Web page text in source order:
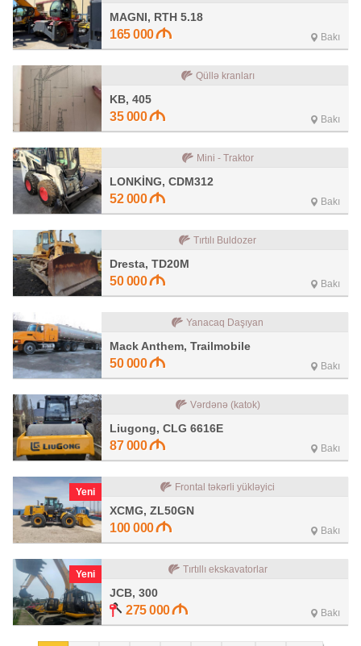
MAGNI, RTH 5.18
165 000 Bakı
Qüllə kranları
KB, 405
35 000 Bakı
Mini - Traktor
LONKİNG, CDM312
52 000 Bakı
Tırtılı Buldozer
Dresta, TD20M
50 000 Bakı
Yanacaq Daşıyan
Mack Anthem, Trailmobile
50 000 Bakı
Vərdənə (katok)
Liugong, CLG 6616E
87 000 Bakı
Yeni Frontal təkərli yükləyici
XCMG, ZL50GN
100 000 Bakı
Yeni Tırtıllı ekskavatorlar
JCB, 300
275 000 Bakı